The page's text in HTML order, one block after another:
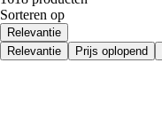
Sorteren op
Relevantie
Relevantie
Prijs oplopend